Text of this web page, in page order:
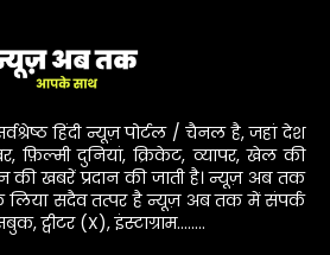
हिंदी न्यूज़ पोर्टल / चैनल है, जहां देश
फ़िल्मी दुनियां, क्रिकेट, व्यापर, खेल की
की खबरें प्रदान की जाती है। न्यूज़ अब तक
लिया सदैव तत्पर है न्यूज़ अब तक में संपर्क
(X), इंस्टाग्राम........